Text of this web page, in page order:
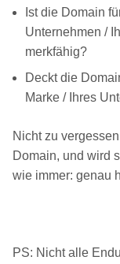
Ist die Domain
Unternehmen /
merkfähig?
Deckt die
Marke / Ihres
Nicht zu
Domain, und wird
wie immer: genau
PS: Nicht alle